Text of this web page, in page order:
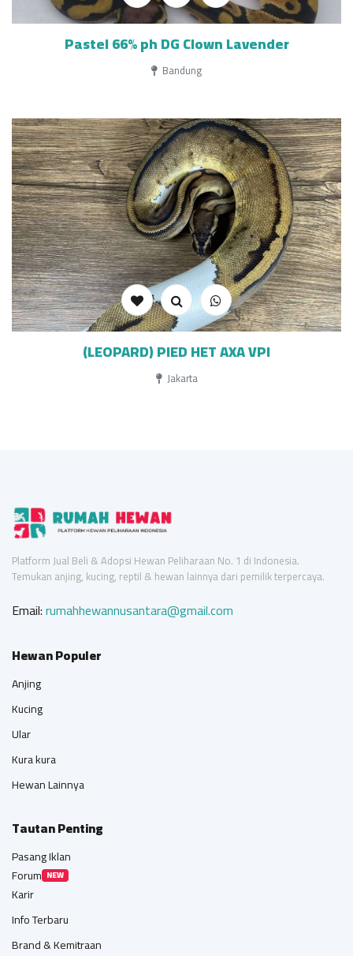
Pastel 66% ph DG Clown Lavender
Bandung
(LEOPARD) PIED HET AXA VPI
Jakarta
Platform Jual Beli & Adopsi Hewan Peliharaan No. 1 di Indonesia.
Temukan anjing, kucing, reptil & hewan lainnya dari pemilik terpercaya.
Email:rumahhewannusantara@gmail.com
Hewan Populer
Anjing
Kucing
Ular
Kura kura
Hewan Lainnya
Tautan Penting
Pasang Iklan
Forum NEW
Karir
Info Terbaru
Brand & Kemitraan